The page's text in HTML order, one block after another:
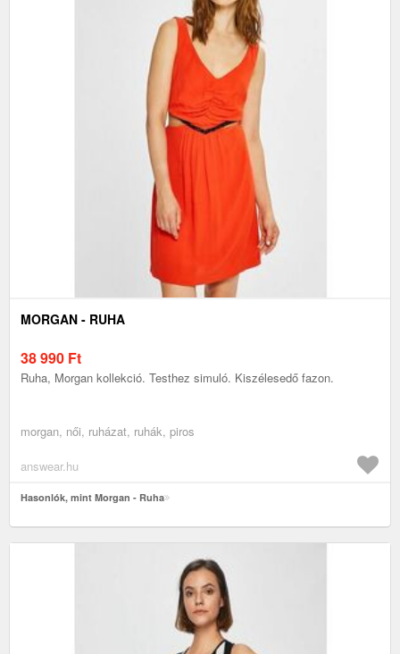
MORGAN - RUHA
38 990 Ft
Ruha, Morgan kollekció. Testhez simuló. Kiszélesedő fazon.
morgan, női, ruházat, ruhák, piros
answear.hu
Hasonlók, mint Morgan - Ruha